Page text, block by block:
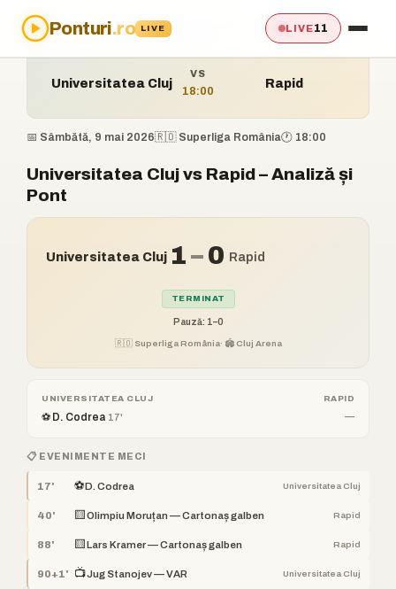
Ponturi.ro LIVE LIVE11
Acasă›Ponturi›Universitatea Cluj vs Rapid
Universitatea Cluj
VS
18:00
Rapid
📅 Sâmbătă, 9 mai 2026🇷🇴 Superliga România🕐 18:00
Universitatea Cluj vs Rapid – Analiză și
Pont
Universitatea Cluj 1–0 Rapid
TERMINAT
Pauză: 1–0
🇷🇴 Superliga România· 🏟️ Cluj Arena
UNIVERSITATEA CLUJ
⚽ D. Codrea 17'
RAPID
—
📋 EVENIMENTE MECI
17' ⚽D. Codrea Universitatea Cluj
40' 🟨 Olimpiu Moruțan — Cartonaș galben Rapid
88' 🟨 Lars Kramer — Cartonaș galben Rapid
90+1' 📺Jug Stanojev — VAR Universitatea Cluj